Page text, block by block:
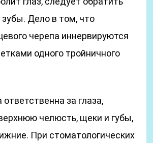
Дело в том, что
черепа иннервируются
одного тройничного
ответственна за глаза,
челюсть, щеки и губы,
При стоматологических